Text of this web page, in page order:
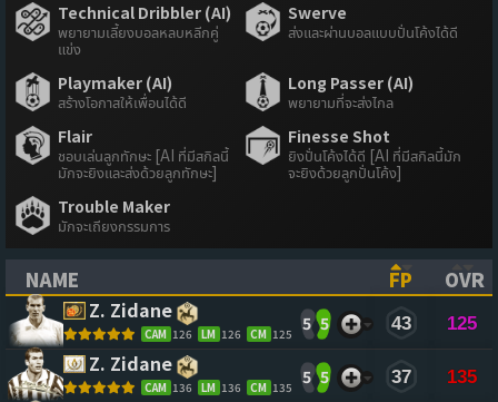
Technical Dribbler (AI)
พยายามเลี้ยงบอลหลบหลีกคู่
แข่ง
Swerve
ส่งและผ่านบอลแบบปั่นโค้งได้ดี
Playmaker (AI)
สร้างโอกาสให้เพื่อนได้ดี
Long Passer (AI)
พยายามที่จะส่งไกล
Flair
ชอบเล่นลูกทักษะ [AI ที่มีสกิลนี้
มักจะยิงและส่งด้วยลูกทักษะ]
Finesse Shot
ยิงปั่นโค้งได้ดี [AI ที่มีสกิลนี้มัก
จะยิงด้วยลูกปั่นโค้ง]
Trouble Maker
มักจะเถียงกรรมการ
NAME
(CLICK TO SORT ASCENDING)
FP
OVR
Z. Zidane
CAM 126 LM 126 CM 125
5 5 43 125
Z. Zidane
CAM 136 LM 136 CM 135
5 5 37 135